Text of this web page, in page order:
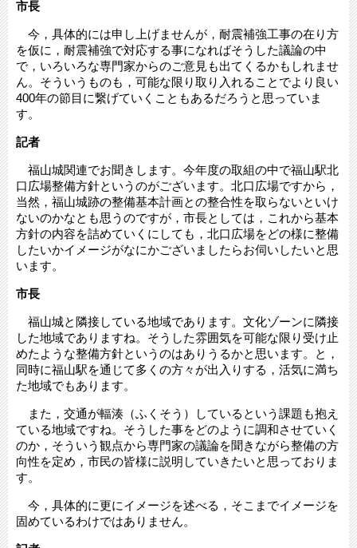
市長
今，具体的には申し上げませんが，耐震補強工事の在り方
を仮に，耐震補強で対応する事になればそうした議論の中
で，いろいろな専門家からのご意見も出てくるかもしれませ
ん。そういうものも，可能な限り取り入れることでより良い
400年の節目に繋げていくこともあるだろうと思っていま
す。
記者
福山城関連でお聞きします。今年度の取組の中で福山駅北
口広場整備方針というのがございます。北口広場ですから，
当然，福山城跡の整備基本計画との整合性を取らないといけ
ないのかなとも思うのですが，市長としては，これから基本
方針の内容を詰めていくにしても，北口広場をどの様に整備
したいかイメージがなにかございましたらお伺いしたいと思
います。
市長
福山城と隣接している地域であります。文化ゾーンに隣接
した地域でありますね。そうした雰囲気を可能な限り受け止
めたような整備方針というのはありうるかと思います。と，
同時に福山駅を通じて多くの方々が出入りする，活気に満ち
た地域でもあります。
また，交通が輻湊（ふくそう）しているという課題も抱え
ている地域ですね。そうした事をどのように調和させていく
のか，そういう観点から専門家の議論を聞きながら整備の方
向性を定め，市民の皆様に説明していきたいと思っておりま
す。
今，具体的に更にイメージを述べる，そこまでイメージを
固めているわけではありません。